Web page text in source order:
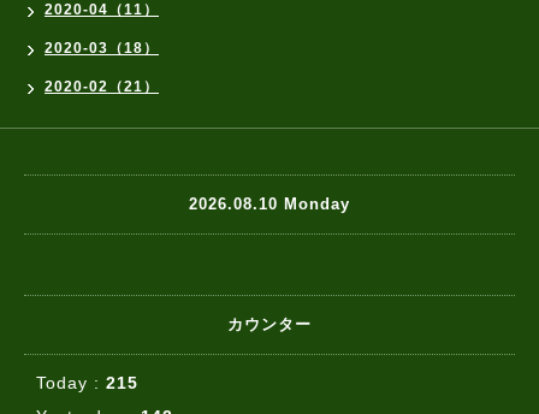
2020-04（11）
2020-03（18）
2020-02（21）
2026.08.10 Monday
カウンター
Today : 215